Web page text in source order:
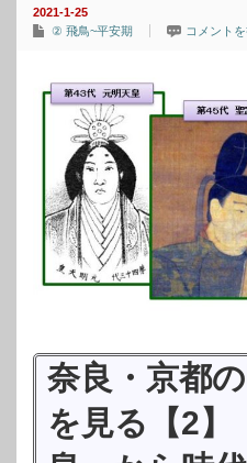
2021-1-25
② 飛鳥~平安期
コメントを
奈良・京都
を見る【2】